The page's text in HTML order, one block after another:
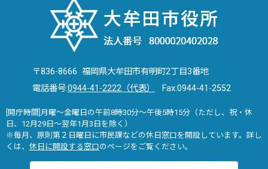
〒836-8666 福岡県大牟田市有明町2丁目3番地
電話番号:0944-41-2222（代表） Fax:0944-41-2552
[開庁時間]月曜～金曜日の午前8時30分～午後5時15分（ただし、祝・休
日、12月29日～翌年1月3日を除く）
※毎月、原則第２日曜日に市民課などの休日窓口を開設しています。詳し
くは、 休日に開設する窓口のページをご覧ください。